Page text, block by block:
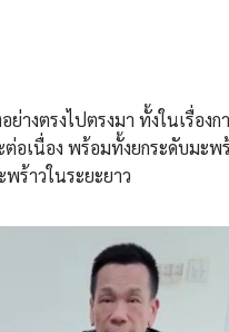
างตรงไปตรงมา ทั้งในเรื่อง
อเนื่อง พร้อมทั้งยกระดับมะ
ร้าวในระยะยาว